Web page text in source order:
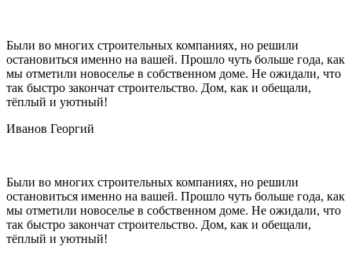
Были во многих строительных компаниях, но решили
остановиться именно на вашей. Прошло чуть больше года, как
мы отметили новоселье в собственном доме. Не ожидали, что
так быстро закончат строительство. Дом, как и обещали,
тёплый и уютный!
Иванов Георгий
Были во многих строительных компаниях, но решили
остановиться именно на вашей. Прошло чуть больше года, как
мы отметили новоселье в собственном доме. Не ожидали, что
так быстро закончат строительство. Дом, как и обещали,
тёплый и уютный!